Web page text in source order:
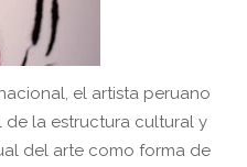
el artista peruano
la estructura cultural y
del arte como forma de